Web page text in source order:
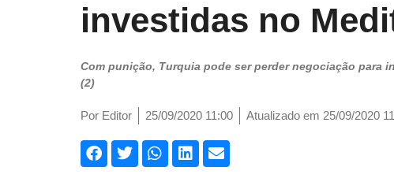
investidas no
Com punição, Turquia pode ser perder negociação para
(2)
Por Editor 25/09/2020 11:00 Atualizado em 25/09/2020